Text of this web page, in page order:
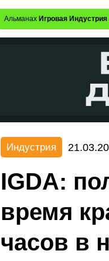
Альманах Игровая Индустрия
Индустрия
IGDA:
время
часов в